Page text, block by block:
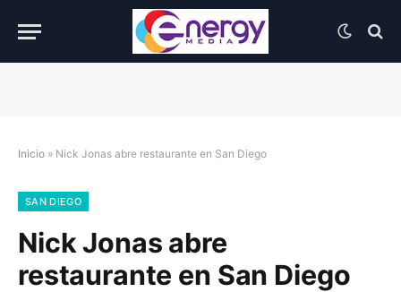
Inicio » Nick Jonas abre restaurante en San Diego
SAN DIEGO
Nick Jonas abre
restaurante en San Diego